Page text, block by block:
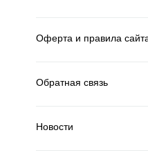
Оферта и правила
Обратная связь
Новости